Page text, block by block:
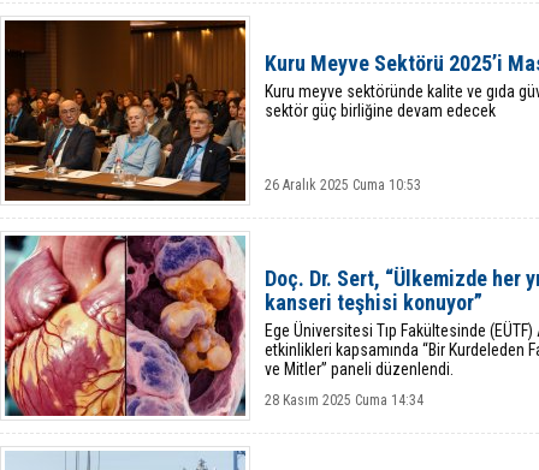
Kuru Meyve Sektörü 2025’i
Kuru meyve sektöründe kalite ve gıda
sektör güç birliğine devam edecek
26 Aralık 2025 Cuma 10:53
Doç. Dr. Sert, “Ülkemizde her
kanseri teşhisi konuyor”
Ege Üniversitesi Tıp Fakültesinde (EÜTF)
etkinlikleri kapsamında “Bir Kurdeleden
ve Mitler” paneli düzenlendi.
28 Kasım 2025 Cuma 14:34